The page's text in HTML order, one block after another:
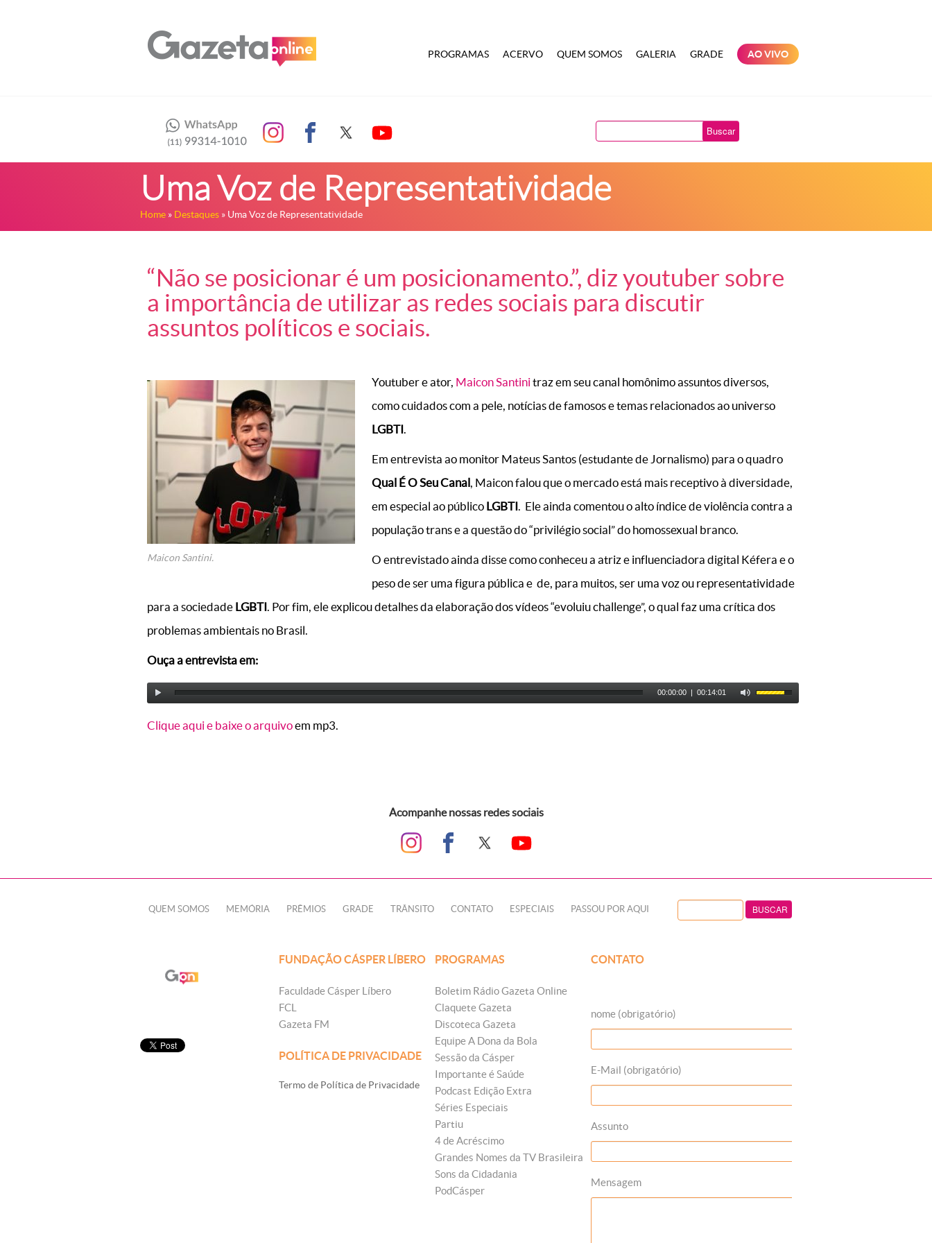
PROGRAMAS ACERVO QUEM SOMOS GALERIA GRADE AO VIVO
Buscar
Uma Voz de Representatividade
Home » Destaques » Uma Voz de Representatividade
“Não se posicionar é um posicionamento.”, diz youtuber sobre
a importância de utilizar as redes sociais para discutir
assuntos políticos e sociais.
Maicon Santini.
Youtuber e ator, Maicon Santinitraz em seu canal homônimo assuntos diversos,
como cuidados com a pele, notícias de famosos e temas relacionados ao universo
LGBTI.
Em entrevista ao monitor Mateus Santos (estudante de Jornalismo) para o quadro
Qual É O Seu Canal, Maicon falou que o mercado está mais receptivo à diversidade,
em especial ao público LGBTI. Ele ainda comentou o alto índice de violência contra a
população trans e a questão do “privilégio social” do homossexual branco.
O entrevistado ainda disse como conheceu a atriz e influenciadora digital Kéfera e o
peso de ser uma figura pública e de, para muitos, ser uma voz ou representatividade
para a sociedade LGBTI. Por fim, ele explicou detalhes da elaboração dos vídeos “evoluiu challenge”, o qual faz uma crítica dos
problemas ambientais no Brasil.
Ouça a entrevista em:
00:00:00 | 00:14:01
Clique aqui e baixe o arquivoem mp3.
Acompanhe nossas redes sociais
QUEM SOMOS MEMÓRIA PRÊMIOS GRADE TRÂNSITO CONTATO ESPECIAIS PASSOU POR AQUI
FUNDAÇÃO CÁSPER LÍBERO
Faculdade Cásper Líbero
FCL
Gazeta FM
POLÍTICA DE PRIVACIDADE
Termo de Política de Privacidade
PROGRAMAS
Boletim Rádio Gazeta Online
Claquete Gazeta
Discoteca Gazeta
Equipe A Dona da Bola
Sessão da Cásper
Importante é Saúde
Podcast Edição Extra
Séries Especiais
Partiu
4 de Acréscimo
Grandes Nomes da TV Brasileira
Sons da Cidadania
PodCásper
CONTATO
nome (obrigatório)
E-Mail (obrigatório)
Assunto
Mensagem